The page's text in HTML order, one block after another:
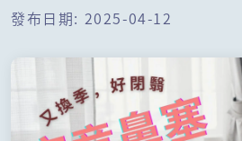
發布日期: 2025-04-12